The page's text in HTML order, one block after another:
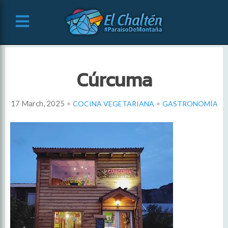
Cúrcuma
17 March, 2025 • COCINA VEGETARIANA • GASTRONOMÍA